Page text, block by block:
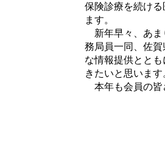
保険診療を続け
ます。
新年早々、あま
務局員一同、佐
な情報提供とと
きたいと思います
本年も会員の皆